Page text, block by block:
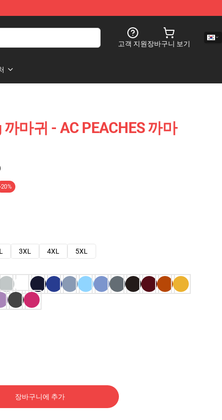
고객 지원장바구니 보기
마귀 - AC PEACHES 까마
-20%
3XL 4XL
5XL
장바구니에 추가